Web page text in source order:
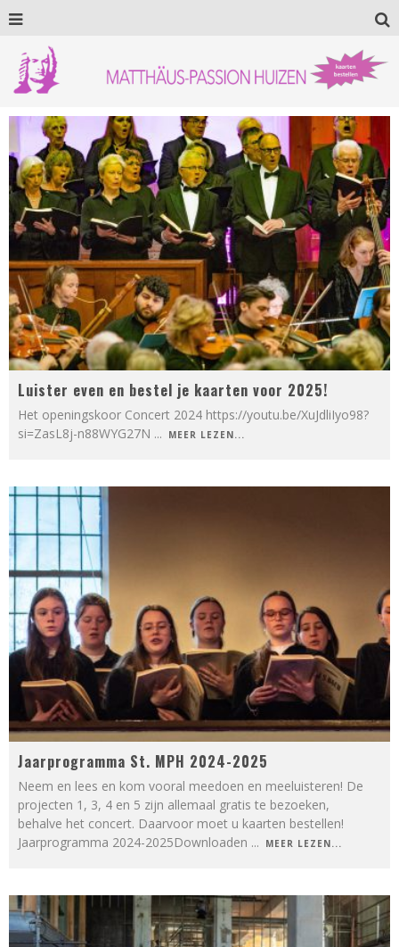
Luister even en bestel je kaarten voor 2025!
Het openingskoor Concert 2024 https://youtu.be/XuJdliIyo98?
si=ZasL8j-n88WYG27N ... MEER LEZEN...
Jaarprogramma St. MPH 2024-2025
Neem en lees en kom vooral meedoen en meeluisteren! De
projecten 1, 3, 4 en 5 zijn allemaal gratis te bezoeken,
behalve het concert. Daarvoor moet u kaarten bestellen!
Jaarprogramma 2024-2025Downloaden ... MEER LEZEN...